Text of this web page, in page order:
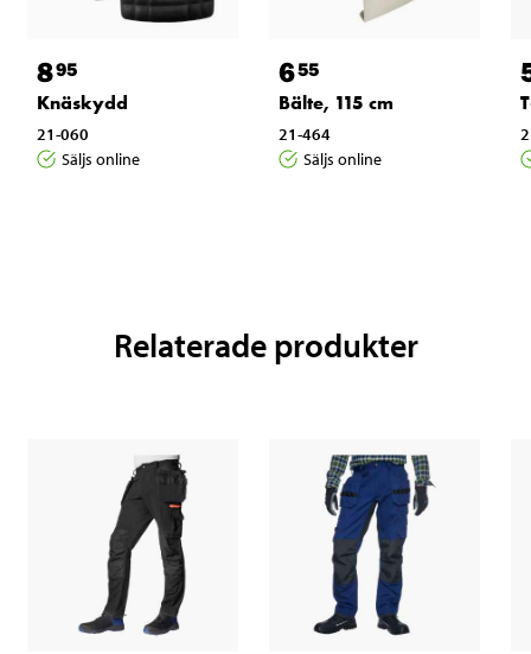
895
Knäskydd
21-060
Säljs online
655
Bälte, 115 cm
21-464
Säljs online
Relaterade produkter